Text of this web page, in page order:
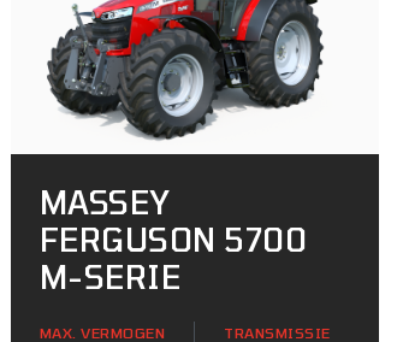
MASSEY
FERGUSON 5700
M-SERIE
MAX. VERMOGEN
TRANSMISSIE